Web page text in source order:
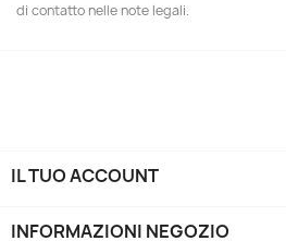
di contatto nelle note legali.
IL TUO ACCOUNT
INFORMAZIONI NEGOZIO